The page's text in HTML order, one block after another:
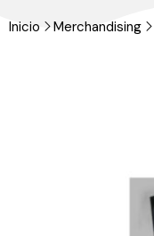
Inicio Merchandising